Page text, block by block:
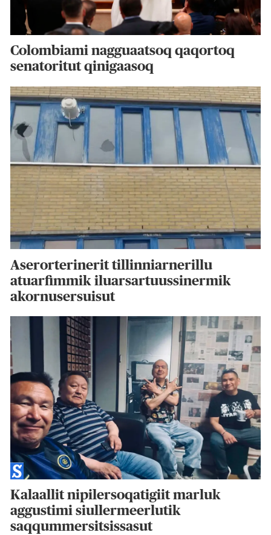
Colombiami nagguaatsoq qaqortoq
senatoritut qinigaasoq
Aserorterinerit tillinniarnerillu
atuarfimmik iluarsartuussinermik
akornusersuisut
Kalaallit nipilersoqatigiit marluk
aggustimi siullermeerlutik
saqqummersitsissasut